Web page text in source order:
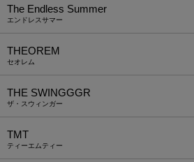
The Endless Summer
エンドレスサマー
THEOREM
セオレム
THE SWINGGGR
ザ・スウィンガー
TMT
ティーエムティー